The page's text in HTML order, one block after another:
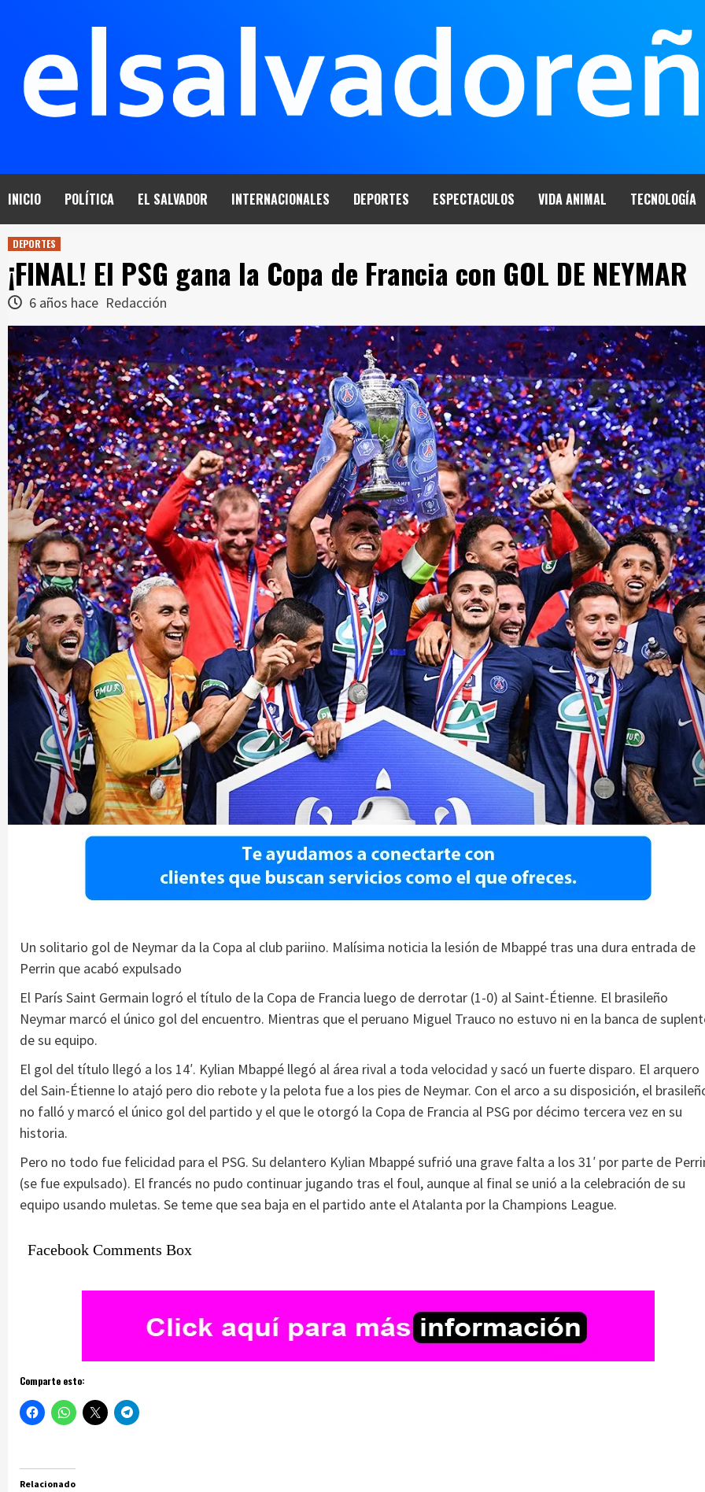
INICIO POLÍTICA EL SALVADOR INTERNACIONALES DEPORTES ESPECTACULOS VIDA ANIMAL TECNOLOGÍA
DEPORTES
¡FINAL! El PSG gana la Copa de Francia con GOL DE NEYMAR
6 años hace Redacción
Un solitario gol de Neymar da la Copa al club pariino. Malísima noticia la lesión de Mbappé tras una dura entrada de
Perrin que acabó expulsado
El París Saint Germain logró el título de la Copa de Francia luego de derrotar (1-0) al Saint-Étienne. El brasileño
Neymar marcó el único gol del encuentro. Mientras que el peruano Miguel Trauco no estuvo ni en la banca de
de su equipo.
El gol del título llegó a los 14′. Kylian Mbappé llegó al área rival a toda velocidad y sacó un fuerte disparo. El arquero
del Sain-Étienne lo atajó pero dio rebote y la pelota fue a los pies de Neymar. Con el arco a su disposición, el
no falló y marcó el único gol del partido y el que le otorgó la Copa de Francia al PSG por décimo tercera vez en su
historia.
Pero no todo fue felicidad para el PSG. Su delantero Kylian Mbappé sufrió una grave falta a los 31′ por parte de
(se fue expulsado). El francés no pudo continuar jugando tras el foul, aunque al final se unió a la celebración de su
equipo usando muletas. Se teme que sea baja en el partido ante el Atalanta por la Champions League.
Facebook Comments Box
Comparte esto:
Relacionado